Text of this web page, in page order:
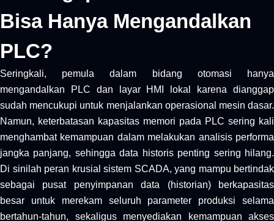
Bisa Hanya Mengandalkan
PLC?
Seringkali, pemula dalam bidang otomasi hanya
mengandalkan PLC dan layar HMI lokal karena dianggap
sudah mencukupi untuk menjalankan operasional mesin dasar.
Namun, keterbatasan kapasitas memori pada PLC sering kali
menghambat kemampuan dalam melakukan analisis performa
jangka panjang, sehingga data historis penting sering hilang.
Di sinilah peran krusial sistem SCADA, yang mampu bertindak
sebagai pusat penyimpanan data (historian) berkapasitas
besar untuk merekam seluruh parameter produksi selama
bertahun-tahun, sekaligus menyediakan kemampuan akses